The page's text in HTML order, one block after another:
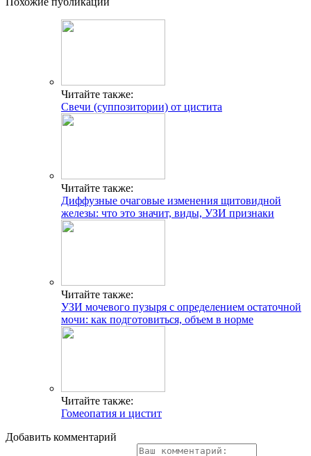
Читайте также:
Свечи (суппозитории) от цистита
Читайте также:
Диффузные очаговые изменения щитовидной
железы: что это значит, виды, УЗИ признаки
Читайте также:
УЗИ мочевого пузыря с определением остаточной
мочи: как подготовиться, объем в норме
Читайте также:
Гомеопатия и цистит
Добавить комментарий